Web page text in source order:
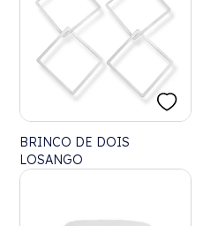
BRINCO DE DOIS
LOSANGO